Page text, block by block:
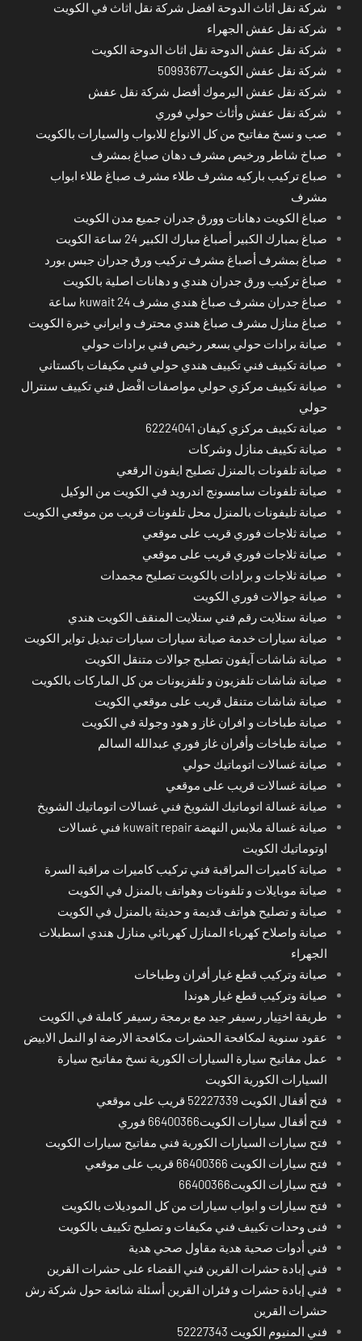
شركة نقل اثاث الدوحة افضل شركة نقل اثاث في الكويت
شركة نقل عفش الجهراء
شركة نقل عفش الدوحة نقل اثاث الدوحة الكويت
شركة نقل عفش الكويت50993677
شركة نقل عفش اليرموك أفضل شركة نقل عفش
شركة نقل عفش وأثاث حولي فوري
صب و نسخ مفاتيح من كل الانواع للابواب والسيارات بالكويت
صباخ شاطر ورخيص مشرف دهان صباغ بمشرف
صباع تركيب باركيه مشرف طلاء مشرف صباغ طلاء ابواب
مشرف
صباغ الكويت دهانات وورق جدران جميع مدن الكويت
صباغ بمبارك الكبير أصباغ مبارك الكبير 24 ساعة الكويت
صباغ بمشرف أصباغ مشرف تركيب ورق جدران جبس بورد
صباغ تركيب ورق جدران هندي و دهانات اصلية بالكويت
صباغ جدران مشرف صباغ هندي مشرف kuwait 24 ساعة
صباغ منازل مشرف صباغ هندي محترف و ايراني خبرة الكويت
صيانة برادات حولي بسعر رخيص فني برادات حولي
صيانة تكييف فني تكييف هندي حولي فني مكيفات باكستاني
صيانة تكييف مركزي حولي مواصفات افْضل فني تكييف سنترال
حولي
صيانة تكييف مركزي كيفان 62224041
صيانة تكييف منازل وشركات
صيانة تلفونات بالمنزل تصليح ايفون الرقعي
صيانة تلفونات سامسونج اندرويد في الكويت من الوكيل
صيانة تليفونات بالمنزل محل تلفونات قريب من موقعي الكويت
صيانة ثلاجات فوري قريب على موقعي
صيانة ثلاجات فوري قريب على موقعي
صيانة ثلاجات و برادات بالكويت تصليح مجمدات
صيانة جوالات فوري الكويت
صيانة ستلايت رقم فني ستلايت المنقف الكويت هندي
صيانة سيارات خدمة صيانة سيارات سيارات تبديل تواير الكويت
صيانة شاشات آيفون تصليح جوالات متنقل الكويت
صيانة شاشات تلفزيون و تلفزيونات من كل الماركات بالكويت
صيانة شاشات متنقل قريب على موقعي الكويت
صيانة طباخات و افران غاز و هود وجولة في الكويت
صيانة طباخات وأفران غاز فوري عبدالله السالم
صيانة غسالات اتوماتيك حولي
صيانة غسالات قريب على موقعي
صيانة غسالة اتوماتيك الشويخ فني غسالات اتوماتيك الشويخ
صيانة غسالة ملابس النهضة kuwait repair فني غسالات
اوتوماتيك الكويت
صيانة كاميرات المراقبة فني تركيب كاميرات مراقبة السرة
صيانة موبايلات و تلفونات وهواتف بالمنزل في الكويت
صيانة و تصليح هواتف قديمة و حديثة بالمنزل في الكويت
صيانة واصلاح كهرباء المنازل كهربائي منازل هندي اسطبلات
الجهراء
صيانة وتركيب قطع غيار أفران وطباخات
صيانة وتركيب قطع غيار هوندا
طريقة اختِيار رسيفر جيد مع برمجة رسيفر كاملة في الكويت
عقود سنوية لمكافحة الحشرات مكافحة الارضة او النمل الابيض
عمل مفاتيح سيارة السيارات الكورية نسخ مفاتيح سيارة
السيارات الكورية الكويت
فتح أقفال الكويت 52227339 قريب على موقعي
فتح أقفال سيارات الكويت66400366 فوري
فتح سيارات السيارات الكورية فني مفاتيح سيارات الكويت
فتح سيارات الكويت 66400366 قريب على موقعي
فتح سيارات الكويت66400366
فتح سيارات و ابواب سيارات من كل الموديلات بالكويت
فنى وحدات تكييف فني مكيفات و تصليح تكييف بالكويت
فني أدوات صحية هدية مقاول صحي هدية
فني إبادة حشرات القرين فني القضاء على حشرات القرين
فني إبادة حشرات و فئران القرين أسئلة شائعة حول شركة رش
حشرات القرين
فني المنيوم الكويت 52227343